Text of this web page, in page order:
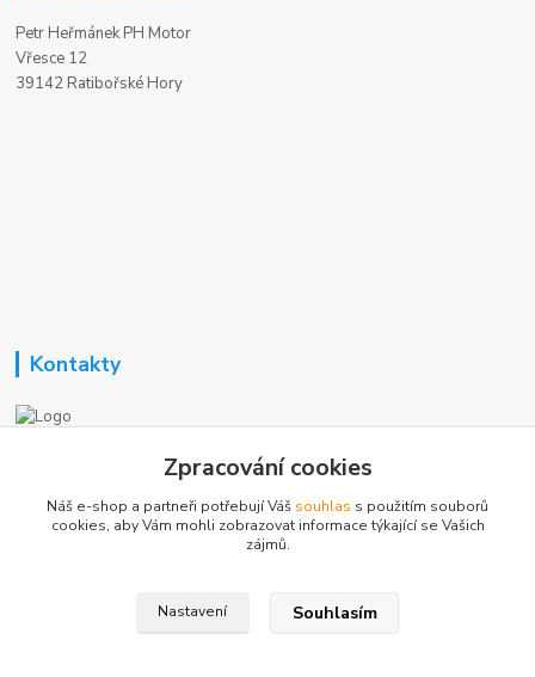
Petr Heřmánek PH Motor
Vřesce 12
39142 Ratibořské Hory
Kontakty
+420 723 362 738
Zpracování cookies
Náš e-shop a partneři potřebují Váš souhlas s použitím souborů
cookies, aby Vám mohli zobrazovat informace týkající se Vašich
zájmů.
Nastavení Souhlasím